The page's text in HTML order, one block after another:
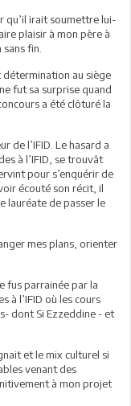
qu’il irait soumettre lui-
plaisir à mon père à
fin.
détermination au siège
fut sa surprise quand
a été clôturé la
de l’IFID. Le hasard a
à l’IFID, se trouvât
pour s’enquérir de
écouté son récit, il
lauréate de passer le
mes plans, orienter
fus parrainée par la
à l’IFID où les cours
dont Si Ezzeddine - et
et le mix culturel si
venant des
à mon projet